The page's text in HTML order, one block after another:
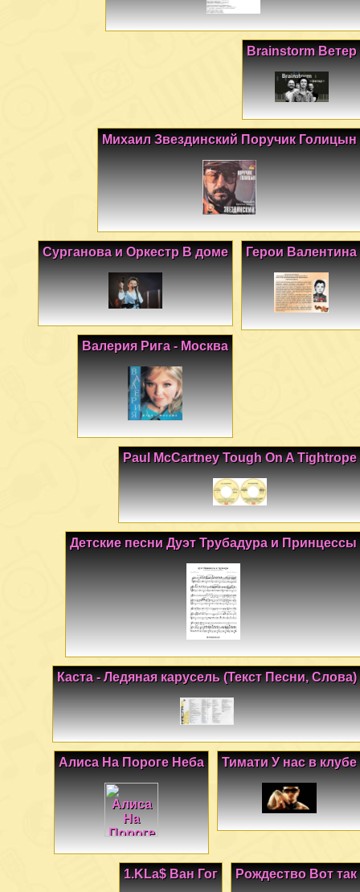
Brainstorm Ветер
Михаил Звездинский Поручик Голицын
Герои Валентина
Сурганова и Оркестр В доме
Валерия Рига - Москва
Paul McCartney Tough On A Tightrope
Детские песни Дуэт Трубадура и Принцессы
Каста - Ледяная карусель (Текст Песни, Слова)
Тимати У нас в клубе
Алиса На Пороге Неба
Рождество Вот так
1.KLa$ Ван Гог